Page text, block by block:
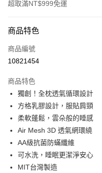
超取滿NT$999免運
信用卡一次付款
信用卡分期付款
合作金庫商業銀行
華南商業銀行
上海商業儲蓄銀行
國泰世華商業銀行
臺灣中小企業銀行
匯豐（台灣）商業銀行
聯邦商業銀行
元大商業銀行
玉山商業銀行
超商取貨付款
LINE Pay
悠遊付
商品特色
商品編號
10821454
商品特色
獨創！全枕透氣循環設計
方格乳膠設計，服貼肩頸
柔軟蓬鬆，雲朵般的睡感
Air Mesh 3D 透氣網環繞
AA級抗菌防蟎纖維
可水洗，睡眠更潔淨安心
MIT台灣製造